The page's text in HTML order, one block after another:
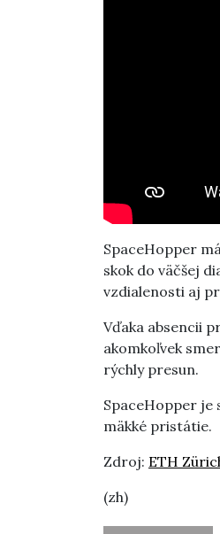
SpaceHopper
skok do väčšej
vzdialenosti aj
Vďaka absencii
akomkoľvek
rýchly presun.
SpaceHopper je
mäkké pristátie.
Zdroj: ETH
(zh)